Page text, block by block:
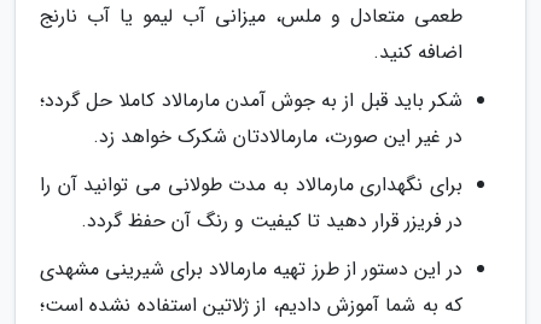
طعمی متعادل و ملس، میزانی آب لیمو یا آب نارنج
اضافه کنید.
شکر باید قبل از به جوش آمدن مارمالاد کاملا حل گردد؛
در غیر این صورت، مارمالادتان شکرک خواهد زد.
برای نگهداری مارمالاد به مدت طولانی می توانید آن را
در فریزر قرار دهید تا کیفیت و رنگ آن حفظ گردد.
در این دستور از طرز تهیه مارمالاد برای شیرینی مشهدی
که به شما آموزش دادیم، از ژلاتین استفاده نشده است؛